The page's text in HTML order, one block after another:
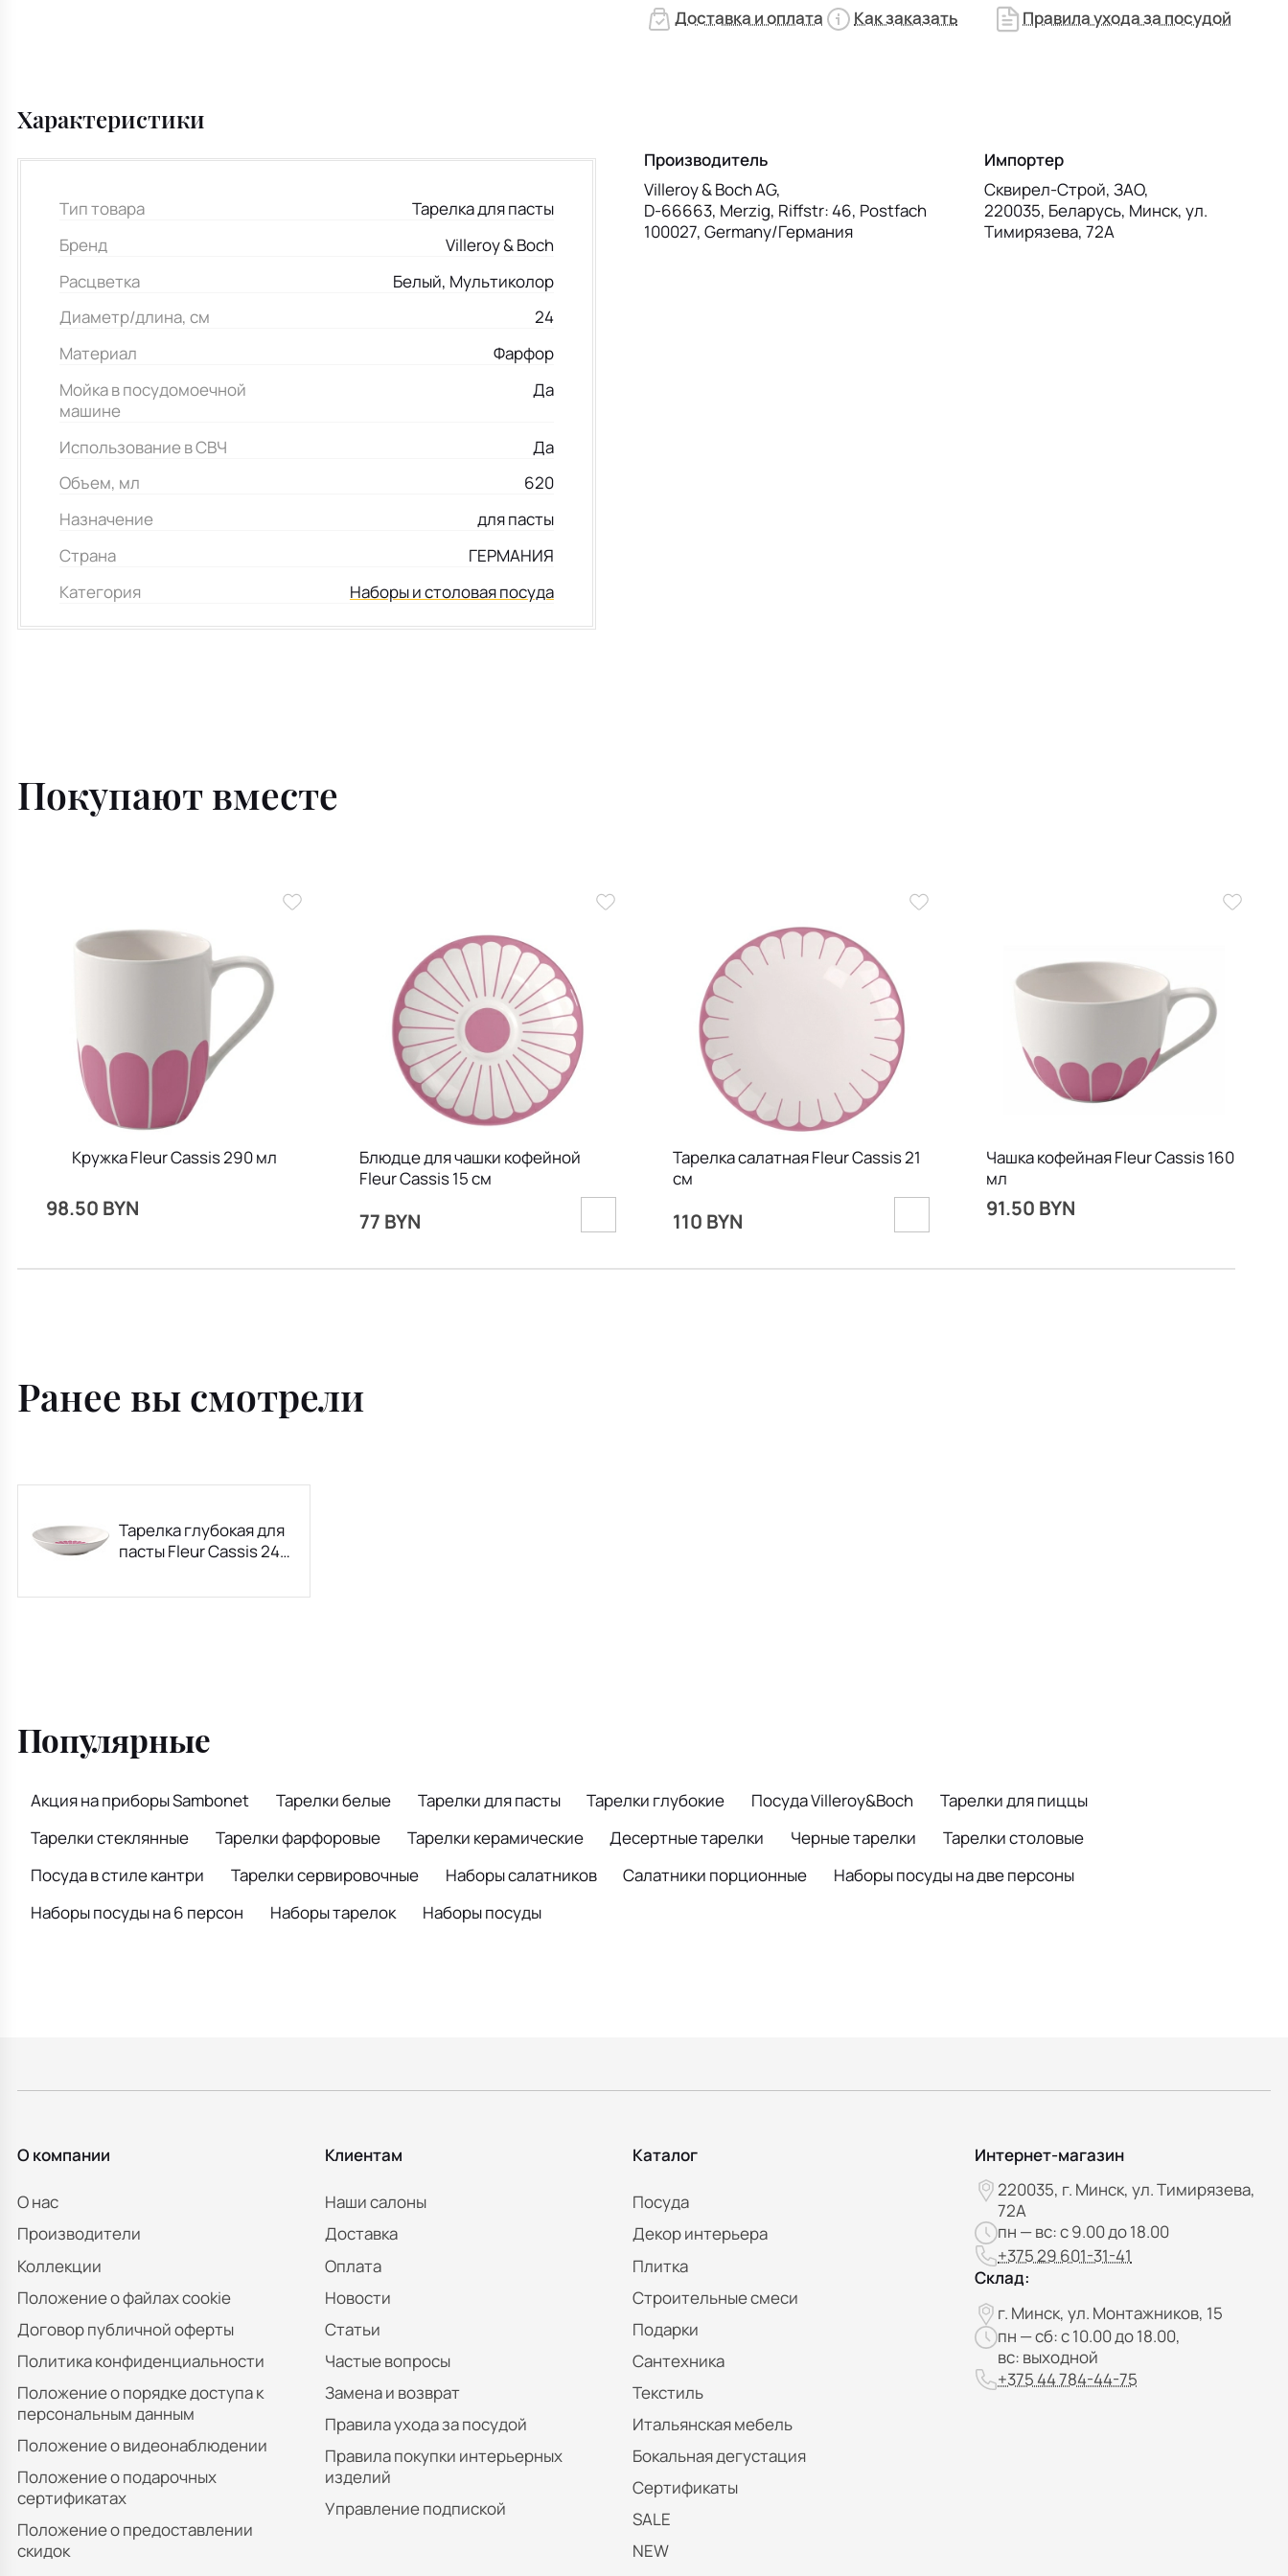
Доставка и оплата Как заказать Правила ухода за посудой
Характеристики
Тип товара
Тарелка для пасты
Бренд
Villeroy & Boch
Расцветка
Белый, Мультиколор
Диаметр/длина, см
24
Материал
Фарфор
Мойка в посудомоечной
машине
Да
Использование в СВЧ
Да
Объем, мл
620
Назначение
для пасты
Страна
ГЕРМАНИЯ
Категория
Наборы и столовая посуда
Производитель
Villeroy & Boch AG,
D-66663, Merzig, Riffstr: 46, Postfach
100027, Germany/Германия
Импортер
Сквирел-Строй, ЗАО,
220035, Беларусь, Минск, ул.
Тимирязева, 72А
Покупают вместе
Кружка Fleur Cassis 290 мл
98.50 BYN
Блюдце для чашки кофейной
Fleur Cassis 15 см
77 BYN
Тарелка салатная Fleur Cassis 21
см
110 BYN
Чашка кофейная Fleur Cassis 160
мл
91.50 BYN
Ранее вы смотрели
Тарелка глубокая для
пасты Fleur Cassis 24
Популярные
Акция на приборы Sambonet Тарелки белые Тарелки для пасты Тарелки глубокие Посуда Villeroy&Boch
Тарелки для пиццы
Тарелки стеклянные
Тарелки фарфоровые Тарелки керамические Десертные тарелки Черные тарелки
Тарелки столовые
Посуда в стиле кантри
Тарелки сервировочные Наборы салатников Салатники порционные
Наборы посуды на две персоны
Наборы посуды на 6 персон
Наборы тарелок Наборы посуды
О компании
О нас
Производители
Коллекции
Положение о файлах cookie
Договор публичной оферты
Политика конфиденциальности
Положение о порядке доступа к
персональным данным
Положение о видеонаблюдении
Положение о подарочных
сертификатах
Положение о предоставлении
скидок
Клиентам
Наши салоны
Доставка
Оплата
Новости
Статьи
Частые вопросы
Замена и возврат
Правила ухода за посудой
Правила покупки интерьерных
изделий
Управление подпиской
Каталог
Посуда
Декор интерьера
Плитка
Строительные смеси
Подарки
Сантехника
Текстиль
Итальянская мебель
Бокальная дегустация
Сертификаты
SALE
NEW
Интернет-магазин
220035, г. Минск, ул. Тимирязева,
72А
пн — вс: с 9.00 до 18.00
+375 29 601-31-41
Склад:
г. Минск, ул. Монтажников, 15
пн — сб: с 10.00 до 18.00,
вс: выходной
+375 44 784-44-75